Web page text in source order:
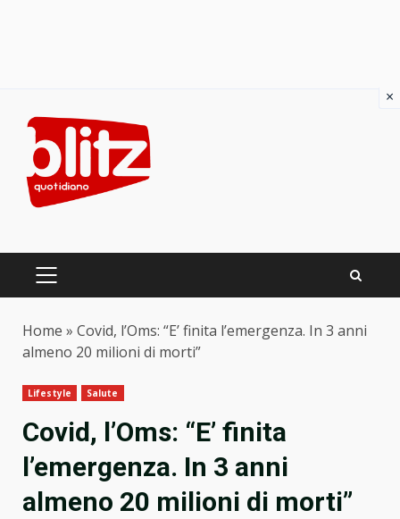
content
PRIMARY
Home » Covid, l’Oms: “E’ finita l’emergenza. In 3 anni
almeno 20 milioni di morti”
Lifestyle Salute
Covid, l’Oms: “E’ finita
l’emergenza. In 3 anni
almeno 20 milioni di morti”
×